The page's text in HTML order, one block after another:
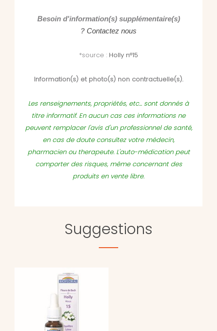
Besoin d'information(s) supplémentaire(s)
? Contactez nous
*source : Holly n°15
Information(s) et photo(s) non contractuelle(s).
Les renseignements, propriétés, etc... sont donnés à
titre informatif. En aucun cas ces informations ne
peuvent remplacer l'avis d'un professionnel de santé,
en cas de doute consultez votre médecin,
pharmacien ou therapeute. L'auto-médication peut
comporter des risques, même concernant des
produits en vente libre.
Suggestions